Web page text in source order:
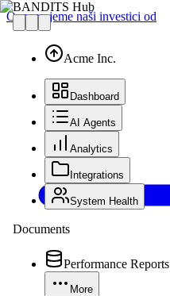
Oznamujeme naši investici od
BANDITS Hub
Acme Inc.
Dashboard
AI Agents
Analytics
Integrations
System Health
Documents
Performance Reports
More